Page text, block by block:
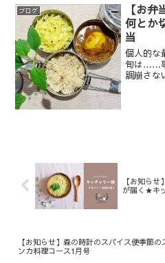
も代謝
示されて
古屋のア
計」がそ
ブログ
【お
何とか
当
個人的な
旬は……
調崩さ
【お知ら
が届く★キ
【お知らせ】森の時計のスパイス便季節の
ンカ料理コース1月号